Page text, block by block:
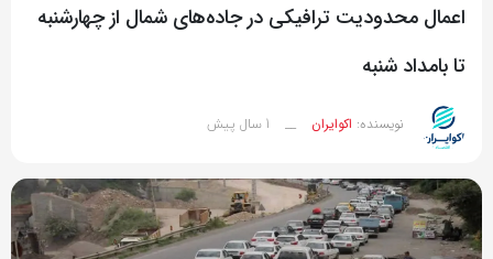
اعمال محدودیت ترافیکی در جاده‌های شمال از چهارشنبه
تا بامداد شنبه
نویسنده: اکوایران __ 1 سال پیش